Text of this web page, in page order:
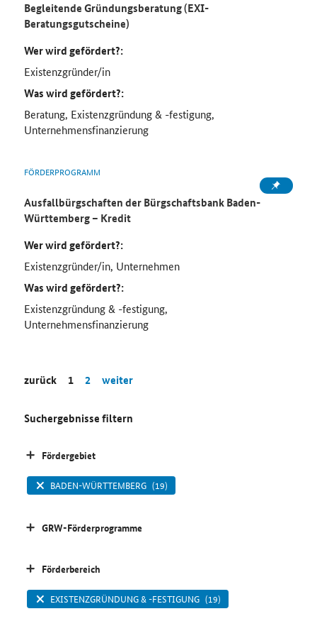
Begleitende Gründungsberatung (EXI-
Beratungsgutscheine)
Wer wird gefördert?:
Existenzgründer/in
Was wird gefördert?:
Beratung, Existenzgründung & -festigung,
Unternehmensfinanzierung
FÖRDERPROGRAMM
Ausfallbürgschaften der Bürgschaftsbank Baden-
Württemberg – Kredit
Wer wird gefördert?:
Existenzgründer/in, Unternehmen
Was wird gefördert?:
Existenzgründung & -festigung,
Unternehmensfinanzierung
zurück 1 2 weiter
Suchergebnisse filtern
Fördergebiet
BADEN-WÜRTTEMBERG (19)
GRW-Förderprogramme
Förderbereich
EXISTENZGRÜNDUNG & -FESTIGUNG (19)